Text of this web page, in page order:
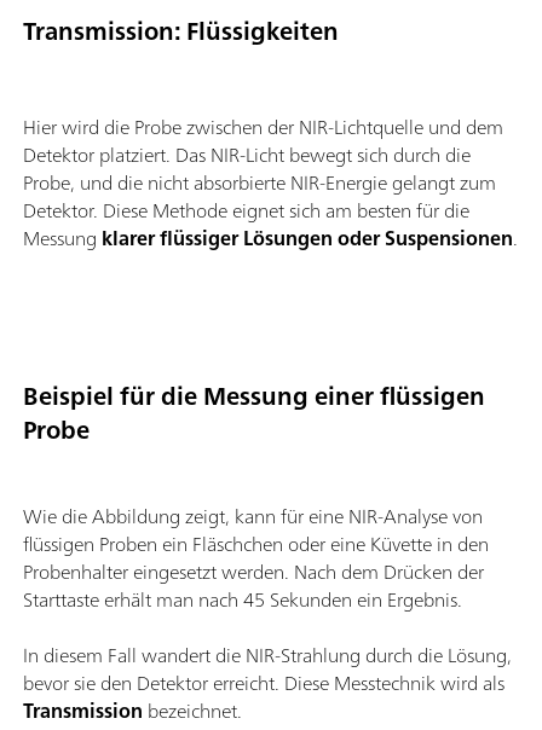
Transmission: Flüssigkeiten
Hier wird die Probe zwischen der NIR-Lichtquelle und dem
Detektor platziert. Das NIR-Licht bewegt sich durch die
Probe, und die nicht absorbierte NIR-Energie gelangt zum
Detektor. Diese Methode eignet sich am besten für die
Messung klarer flüssiger Lösungen oder Suspensionen.
Beispiel für die Messung einer flüssigen
Probe
Wie die Abbildung zeigt, kann für eine NIR-Analyse von
flüssigen Proben ein Fläschchen oder eine Küvette in den
Probenhalter eingesetzt werden. Nach dem Drücken der
Starttaste erhält man nach 45 Sekunden ein Ergebnis.
In diesem Fall wandert die NIR-Strahlung durch die Lösung,
bevor sie den Detektor erreicht. Diese Messtechnik wird als
Transmission bezeichnet.